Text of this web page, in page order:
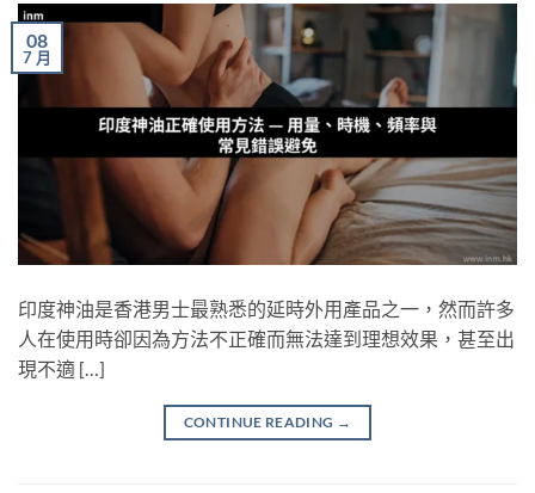
08
7 月
印度神油是香港男士最熟悉的延時外用產品之一，然而許多
人在使用時卻因為方法不正確而無法達到理想效果，甚至出
現不適 […]
CONTINUE READING →